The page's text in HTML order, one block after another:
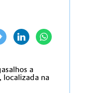
a
localizada na